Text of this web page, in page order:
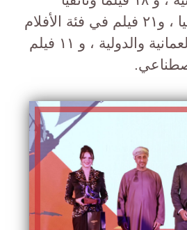
قصيرا عمانيا ودوليا ، و٢١ فيلم في فئة الأفلام
الرواية القصيرة العمانية والدولية ، و ١١ فيلم